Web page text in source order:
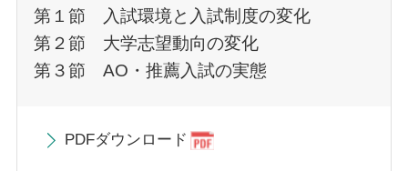
第１節 入試環境と入試制度の変化
第２節 大学志望動向の変化
第３節 AO・推薦入試の実態
PDFダウンロード